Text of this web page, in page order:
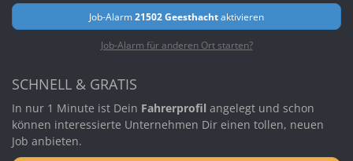
Job-Alarm21502 Geesthachtaktivieren
Job-Alarm für anderen Ort starten?
SCHNELL & GRATIS
In nur 1 Minute ist Dein Fahrerprofil angelegt und schon
können interessierte Unternehmen Dir einen tollen, neuen
Job anbieten.